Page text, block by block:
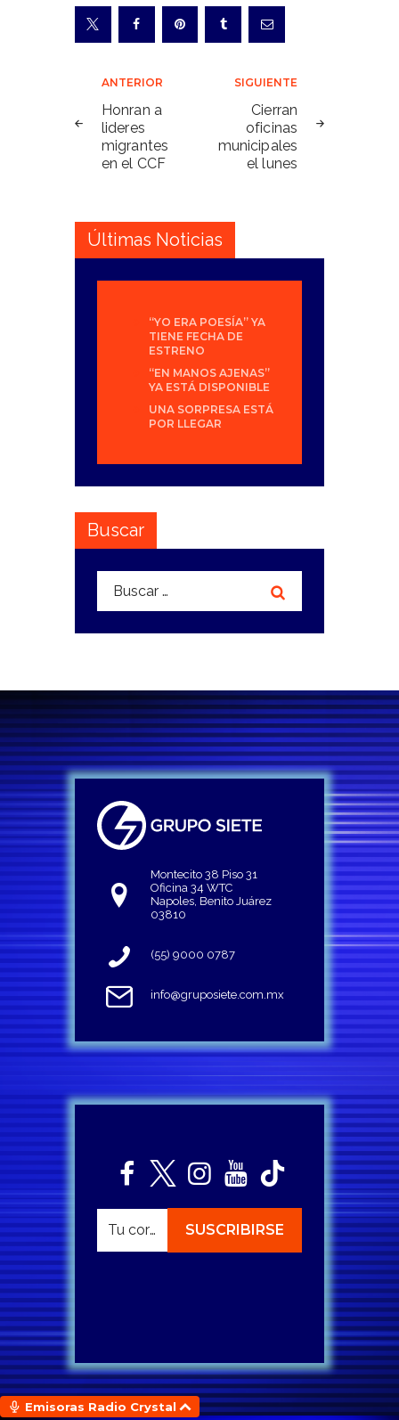
Navegación
de
entradas
ANTERIOR
Honran a
lideres
migrantes
en el CCF
SIGUIENTE
Cierran
oficinas
municipales
el lunes
Últimas Noticias
“YO ERA POESÍA” YA
TIENE FECHA DE
ESTRENO
“EN MANOS AJENAS”
YA ESTÁ DISPONIBLE
UNA SORPRESA ESTÁ
POR LLEGAR
Buscar
Buscar:
Montecito 38 Piso 31
Oficina 34 WTC
Napoles, Benito Juárez
03810
(55) 9000 0787
info@gruposiete.com.mx
Emisoras Radio Crystal